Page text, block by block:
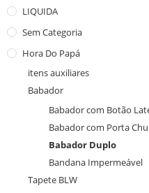
LIQUIDA
Sem Categoria
Hora Do Papá
itens auxiliares
Babador
Babador com Botão
Babador com Porta
Babador Duplo
Bandana Impermeável
Tapete BLW